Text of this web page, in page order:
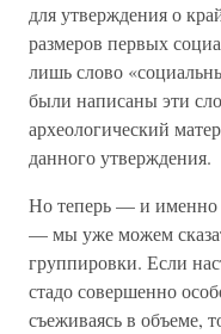
для утверждения о
размеров первых
лишь слово
были написаны эти
археологический
данного утверждения.
Но теперь — и именно
— мы уже можем
группировки. Если
стадо совершенно
съеживаясь в объеме,